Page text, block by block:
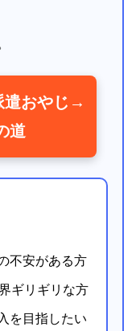
遣おやじ→
道
不安がある方
ギリギリな方
を目指したい